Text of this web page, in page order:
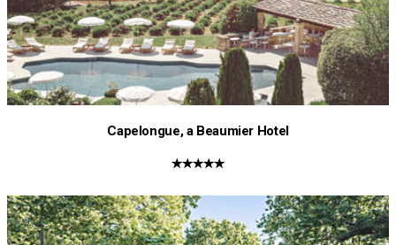
Capelongue, a Beaumier Hotel
★★★★★